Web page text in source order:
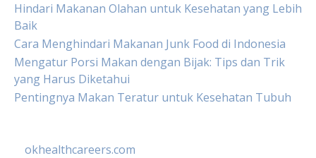
Hindari Makanan Olahan untuk Kesehatan yang Lebih
Baik
Cara Menghindari Makanan Junk Food di Indonesia
Mengatur Porsi Makan dengan Bijak: Tips dan Trik
yang Harus Diketahui
Pentingnya Makan Teratur untuk Kesehatan Tubuh
okhealthcareers.com